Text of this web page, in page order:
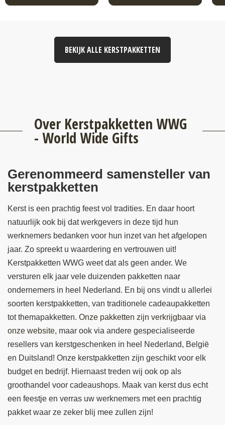
BEKIJK ALLE KERSTPAKKETTEN
Over Kerstpakketten WWG
- World Wide Gifts
Gerenommeerd samensteller van
kerstpakketten
Kerst is een prachtig feest vol tradities. En daar hoort
natuurlijk ook bij dat werkgevers in deze tijd hun
werknemers bedanken voor hun inzet van het afgelopen
jaar. Zo spreekt u waardering en vertrouwen uit!
Kerstpakketten WWG weet dat als geen ander. We
versturen elk jaar vele duizenden pakketten naar
ondernemers in heel Nederland. En bij ons vindt u allerlei
soorten kerstpakketten, van traditionele cadeaupakketten
tot themapakketten. Onze pakketten zijn verkrijgbaar via
onze website, maar ook via andere gespecialiseerde
resellers van kerstgeschenken in heel Nederland, België
en Duitsland! Onze kerstpakketten zijn geschikt voor elk
budget en bedrijf. Hiernaast treden wij ook op als
groothandel voor cadeaushops. Maak van kerst dus echt
een feestje en verras uw werknemers met een prachtig
pakket waar ze zeker blij mee zullen zijn!